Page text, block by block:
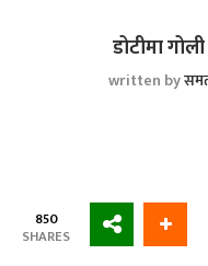
डोटीमा
written by
850
SHARES